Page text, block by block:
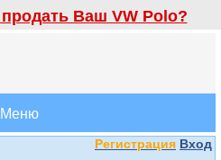
Ваш VW Polo?
Меню
Регистрация Вход